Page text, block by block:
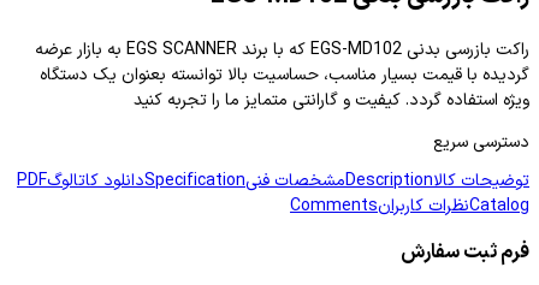
راکت بازرسی بدنی EGS-MD102 که با برند EGS SCANNER به بازار عرضه
گردیده با قیمت بسیار مناسب، حساسیت بالا توانسته بعنوان یک دستگاه
ویژه استفاده گردد. کیفیت و گارانتی متمایز ما را تجربه کنید
دسترسی سریع
توضیحات کالاDescriptionمشخصات فنیSpecificationدانلود کاتالوگPDF
Catalogنظرات کاربرانComments
فرم ثبت سفارش